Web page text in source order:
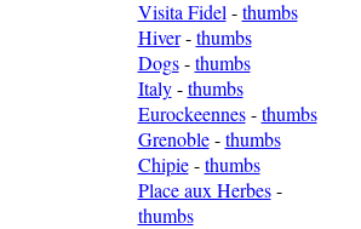
Visita Fidel -thumbs
Hiver-thumbs
Dogs-thumbs
Italy-thumbs
Eurockeennes-thumbs
Grenoble-thumbs
Chipie-thumbs
Place aux Herbes-
thumbs